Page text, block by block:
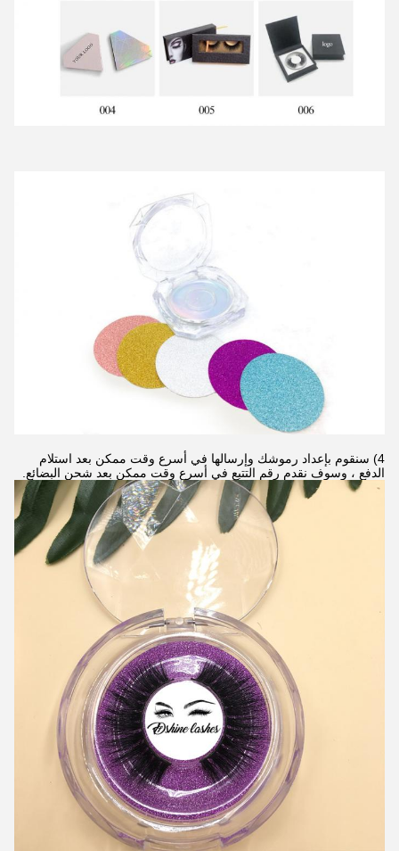
4) سنقوم بإعداد رموشك وإرسالها في أسرع وقت ممكن بعد استلام
الدفع ، وسوف نقدم رقم التتبع في أسرع وقت ممكن بعد شحن البضائع.